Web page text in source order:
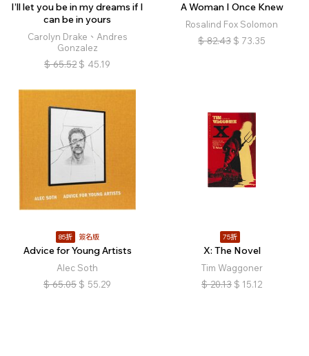
I’ll let you be in my dreams if I
can be in yours
Carolyn Drake、Andres
Gonzalez
$ 65.52 $ 45.19
A Woman I Once Knew
Rosalind Fox Solomon
$ 82.43 $ 73.35
85折 簽名版
Advice for Young Artists
Alec Soth
$ 65.05 $ 55.29
75折
X: The Novel
Tim Waggoner
$ 20.13 $ 15.12